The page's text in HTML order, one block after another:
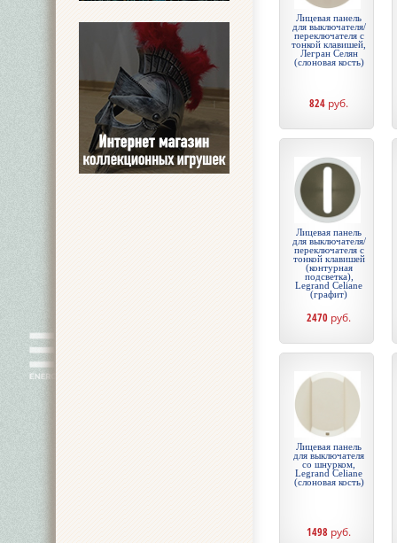
Лицевая панель
для выключателя/
переключателя с
тонкой клавишей,
Легран Селян
(слоновая кость)
824 руб.
Лицевая панель
для выключателя/
переключателя с
тонкой клавишей
(контурная
подсветка),
Legrand Celiane
(графит)
2470 руб.
Лицевая панель
для выключателя
со шнурком,
Legrand Celiane
(слоновая кость)
1498 руб.